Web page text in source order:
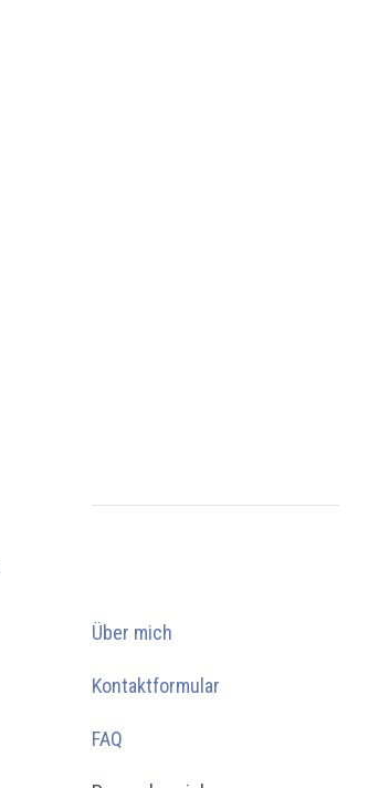
Über mich
Kontaktformular
FAQ